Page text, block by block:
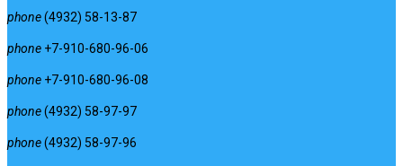
phone(4932) 58-13-87
phone +7-910-680-96-06
phone +7-910-680-96-08
phone(4932) 58-97-97
phone(4932) 58-97-96